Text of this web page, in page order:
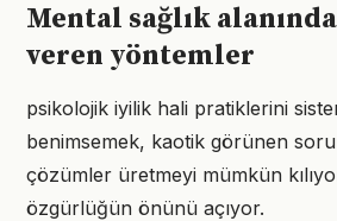
Mental sağlık
veren yöntemler
psikolojik iyilik hali pratiklerini
benimsemek, kaotik görünen
çözümler üretmeyi mümkün
özgürlüğün önünü açıyor.